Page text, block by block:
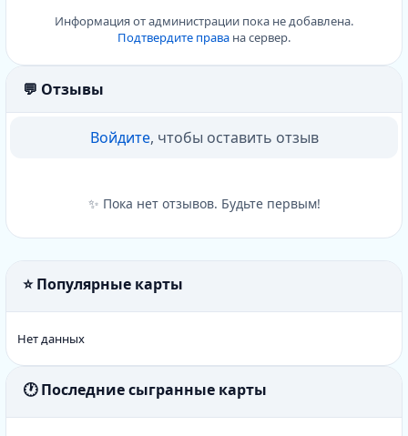
Информация от администрации пока не добавлена.
Подтвердите права на сервер.
💬 Отзывы
Войдите, чтобы оставить отзыв
✨ Пока нет отзывов. Будьте первым!
⭐ Популярные карты
Нет данных
🕐 Последние сыгранные карты